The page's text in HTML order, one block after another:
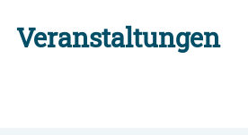
Veranstaltungen